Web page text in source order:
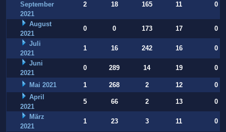
September
2021
2 18 165 11 0
August
2021
0 0 173 17
0
Juli
2021
1 16 242 16
0
Juni
2021
0 289 14 19 0
Mai 2021 1 268 2 12
0
April
2021
5 66 2 13
0
März
2021
1 23 3 11
0